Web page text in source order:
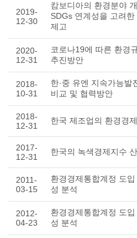
2019-
12-30
캄보디아의 환경분야
SDGs 연계성을 고려
제고
2020-
12-31
코로나19에 따른 환경
추진방안
2018-
10-31
한·중 유엔 지속가능발
비교 및 협력방안
2018-
12-31
한국 제조업의 환경경
2017-
12-31
한국의 녹색경제지수
2011-
03-15
환경경제통합계정 도
성 분석
2012-
04-23
환경경제통합계정 도
성 분석